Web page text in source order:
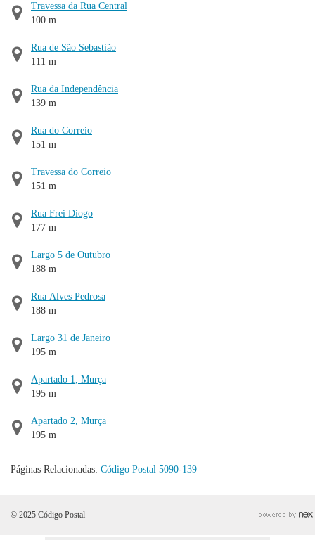
Travessa da Rua Central
100 m
Rua de São Sebastião
111 m
Rua da Independência
139 m
Rua do Correio
151 m
Travessa do Correio
151 m
Rua Frei Diogo
177 m
Largo 5 de Outubro
188 m
Rua Alves Pedrosa
188 m
Largo 31 de Janeiro
195 m
Apartado 1, Murça
195 m
Apartado 2, Murça
195 m
Páginas Relacionadas: Código Postal 5090-139
© 2025 Código Postal